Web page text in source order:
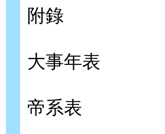
附錄
大事年表
帝系表